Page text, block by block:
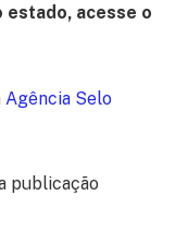
estado, acesse o
Agência Selo
publicação